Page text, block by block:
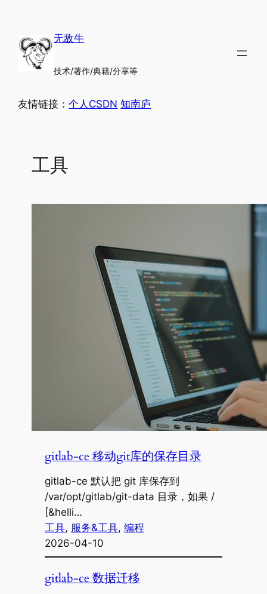
无敌牛
技术/著作/典籍/分享等
友情链接：个人CSDN 知南庐
工具
gitlab-ce 移动git库的保存目录
gitlab-ce 默认把 git 库保存到
/var/opt/gitlab/git-data 目录，如果 /
[&helli…
工具, 服务&工具, 编程
2026-04-10
gitlab-ce 数据迁移